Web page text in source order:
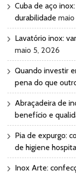
Cuba de aço
durabilidade
Lavatório inox:
maio 5, 2026
Quando investir
pena do que
Abraçadeira de
benefício e
Pia de expurgo:
de higiene
Inox Arte: